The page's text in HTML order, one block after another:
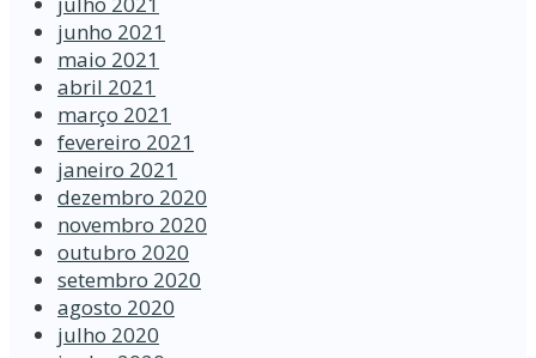
junho 2021
maio 2021
abril 2021
março 2021
fevereiro 2021
janeiro 2021
dezembro 2020
novembro 2020
outubro 2020
setembro 2020
agosto 2020
julho 2020